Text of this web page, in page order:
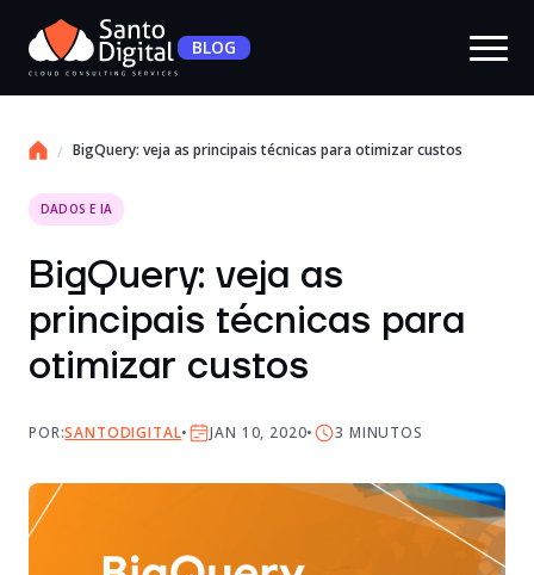
BLOG
BigQuery: veja as principais técnicas para otimizar custos
DADOS E IA
BigQuery: veja as
principais técnicas para
otimizar custos
POR:SANTODIGITAL JAN 10, 2020 3 MINUTOS